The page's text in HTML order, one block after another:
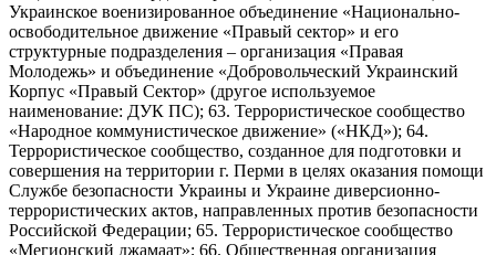
Украинское военизированное объединение «Национально-
освободительное движение «Правый сектор» и его
структурные подразделения – организация «Правая
Молодежь» и объединение «Добровольческий Украинский
Корпус «Правый Сектор» (другое используемое
наименование: ДУК ПС); 63. Террористическое сообщество
«Народное коммунистическое движение» («НКД»); 64.
Террористическое сообщество, созданное для подготовки и
совершения на территории г. Перми в целях оказания помощи
Службе безопасности Украины и Украине диверсионно-
террористических актов, направленных против безопасности
Российской Федерации; 65. Террористическое сообщество
«Мегионский джамаат»; 66. Общественная организация